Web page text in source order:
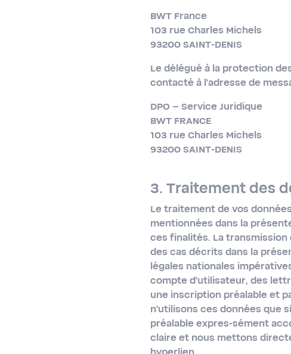
BWT France
103 rue Charles Michels
93200 SAINT-DENIS
Le délégué à la protection
contacté à l’adresse de
DPO – Service Juridique
BWT FRANCE
103 rue Charles Michels
93200 SAINT-DENIS
3. Traitement des
Le traitement de vos
mentionnées dans la
ces finalités. La
des cas décrits dans la
légales nationales
compte d'utilisateur, des
une inscription préalable et
n'utilisons ces données que
préalable expres-sément
claire et nous mettons